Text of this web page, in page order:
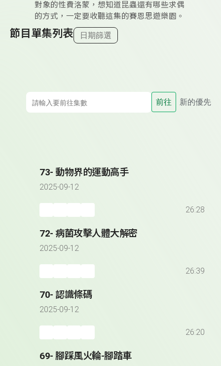
對象的性費洛蒙，想知道昆蟲還有哪些求偶
的方式，一定要收聽這集的賽恩思遊樂園。
節目單集列表 日期篩選
前往 新的優先
73- 動物界的運動高手
2025-09-12
26:28
72- 病菌攻擊人體大解密
2025-09-12
26:39
70- 認識條碼
2025-09-12
26:20
69- 腳踩風火輪-腳踏車